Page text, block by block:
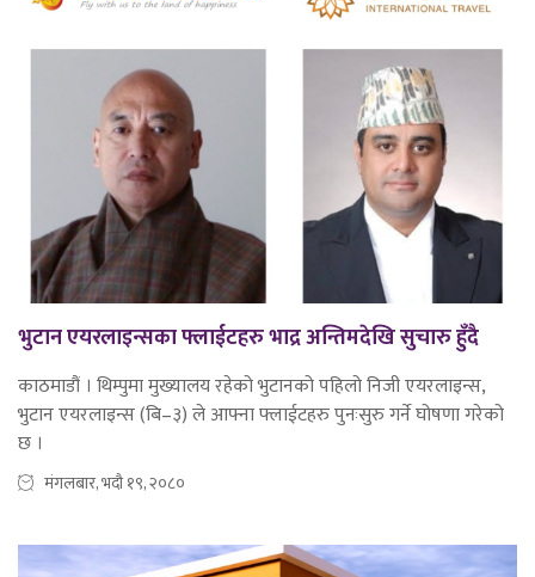
भुटान एयरलाइन्सका फ्लाईटहरु भाद्र अन्तिमदेखि सुचारु हुँदै
काठमाडौं । थिम्पुमा मुख्यालय रहेको भुटानको पहिलो निजी एयरलाइन्स,
भुटान एयरलाइन्स (बि–३) ले आफ्ना फ्लाईटहरु पुनःसुरु गर्ने घोषणा गरेको
छ ।
मंगलबार, भदौ १९, २०८०